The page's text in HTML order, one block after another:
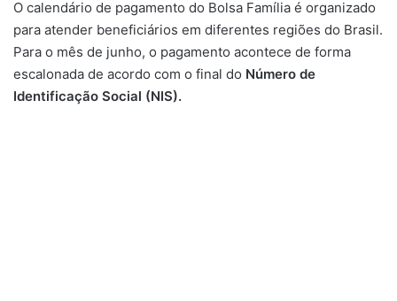
O calendário de pagamento do Bolsa Família é organizado
para atender beneficiários em diferentes regiões do Brasil.
Para o mês de junho, o pagamento acontece de forma
escalonada de acordo com o final do Número de
Identificação Social (NIS).